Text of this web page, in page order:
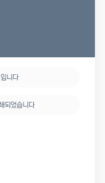
니다
되었습니다